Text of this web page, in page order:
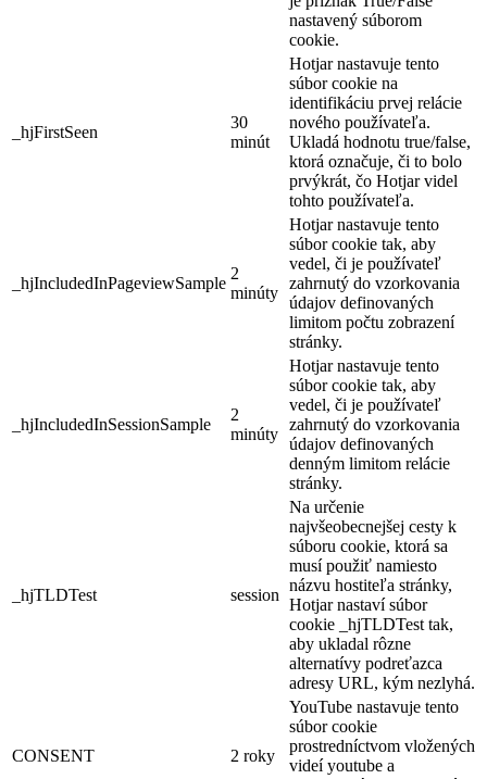
nastavený súborom
cookie.
_hjFirstSeen
30
minút
Hotjar nastavuje tento
súbor cookie na
identifikáciu prvej relácie
nového používateľa.
Ukladá hodnotu true/false,
ktorá označuje, či to bolo
prvýkrát, čo Hotjar videl
tohto používateľa.
_hjIncludedInPageviewSample
2
minúty
Hotjar nastavuje tento
súbor cookie tak, aby
vedel, či je používateľ
zahrnutý do vzorkovania
údajov definovaných
limitom počtu zobrazení
stránky.
_hjIncludedInSessionSample
2
minúty
Hotjar nastavuje tento
súbor cookie tak, aby
vedel, či je používateľ
zahrnutý do vzorkovania
údajov definovaných
denným limitom relácie
stránky.
_hjTLDTest session
Na určenie
najvšeobecnejšej cesty k
súboru cookie, ktorá sa
musí použiť namiesto
názvu hostiteľa stránky,
Hotjar nastaví súbor
cookie _hjTLDTest tak,
aby ukladal rôzne
alternatívy podreťazca
adresy URL, kým nezlyhá.
CONSENT 2 roky
YouTube nastavuje tento
súbor cookie
prostredníctvom vložených
videí youtube a